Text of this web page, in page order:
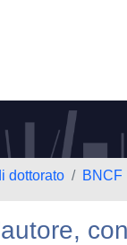
dottorato BNCF